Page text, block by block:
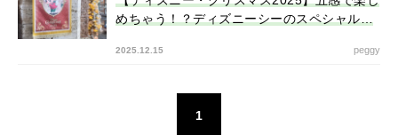
めちゃう！？ディズニーシーのスペシャルイ
2025.12.15 peggy
1